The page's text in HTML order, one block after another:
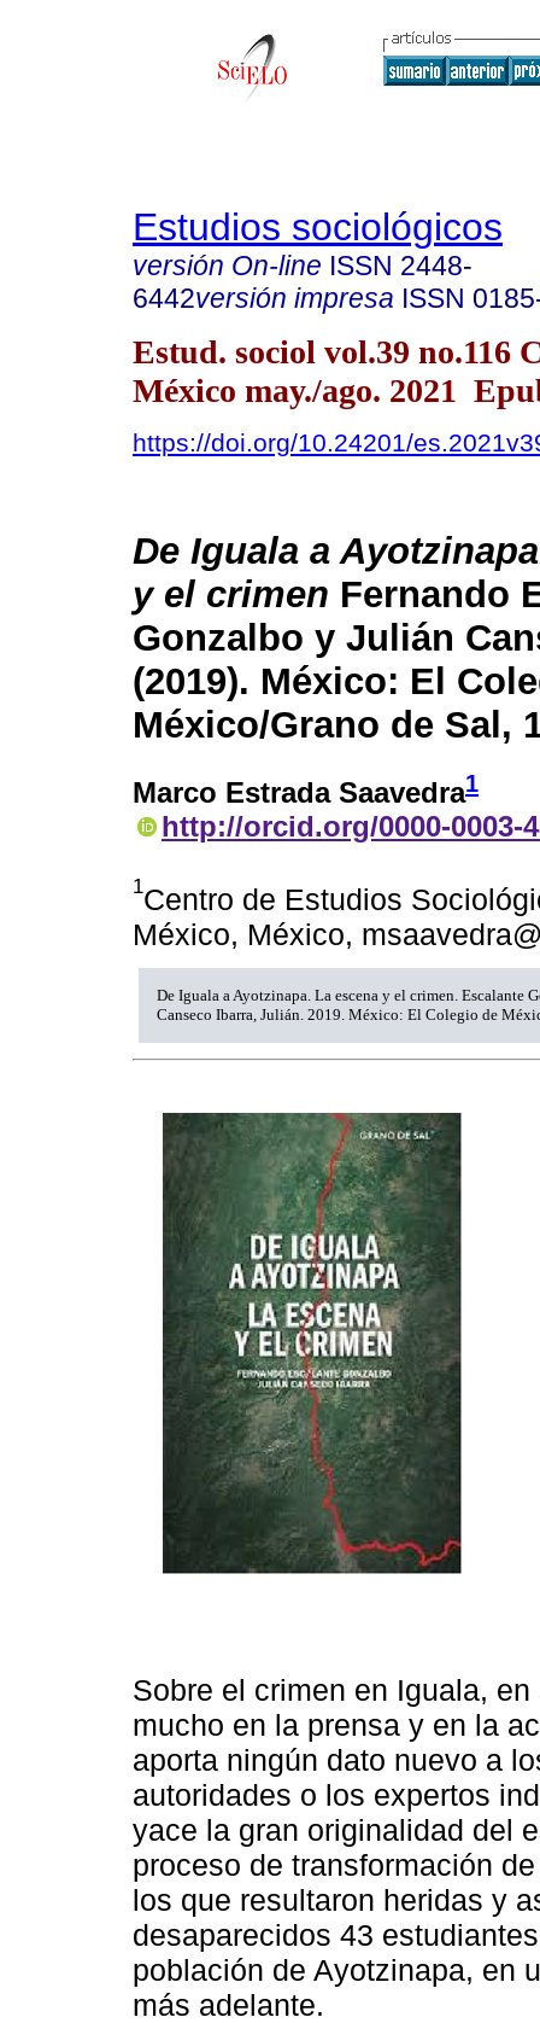
Estudios sociológicos
versión On-line ISSN 2448-
6442versión impresa ISSN
Estud. sociol vol.39 no.116
México may./ago. 2021
https://doi.org/10.24201/
De Iguala a
y el crimen Fernando
Gonzalbo y Julián
(2019). México: El
México/Grano de Sal,
Marco Estrada Saavedra1
http://orcid.org/0000-0003-
1Centro de Estudios
México, México,
De Iguala a Ayotzinapa. La escena y el crimen. Escalante
Canseco Ibarra, Julián. 2019. México: El Colegio de
Sobre el crimen en Iguala,
mucho en la prensa y en la
aporta ningún dato nuevo a
autoridades o los expertos
yace la gran originalidad del
proceso de transformación
los que resultaron heridas y
desaparecidos 43
población de Ayotzinapa, en
más adelante.